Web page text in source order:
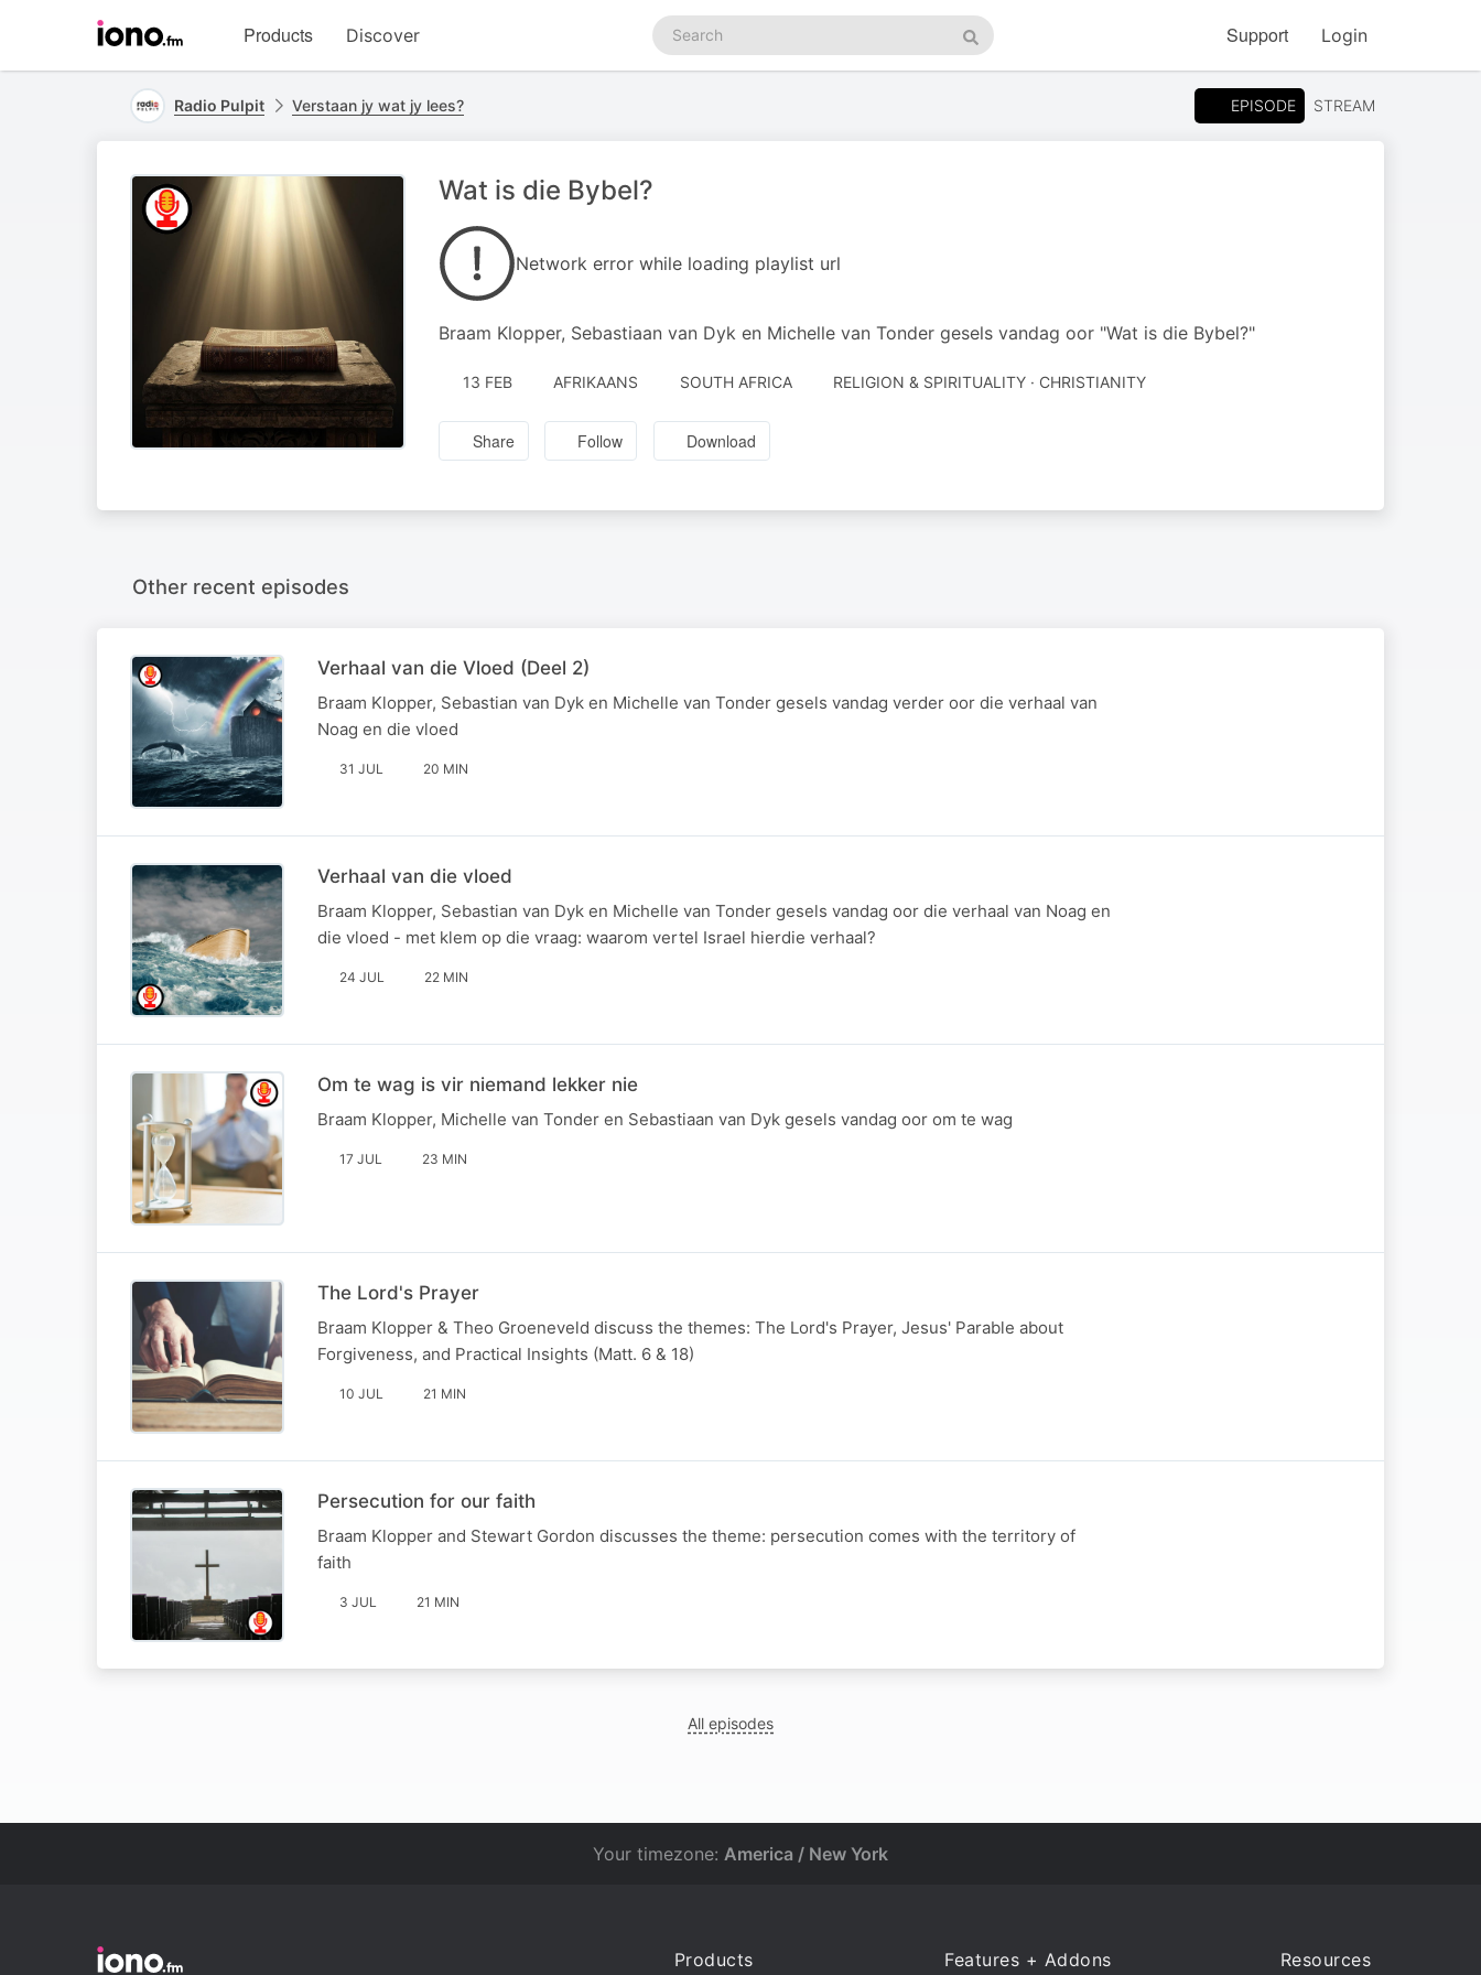
homepage
Products Discover
Search
podcasts
Search
Support Login
Radio Pulpit Verstaan jy wat jy lees? EPISODE STREAM
Wat is die Bybel?
Network error while loading playlist url
Braam Klopper, Sebastiaan van Dyk en Michelle van Tonder gesels vandag oor "Wat is die Bybel?"
13 FEB AFRIKAANS SOUTH AFRICA RELIGION & SPIRITUALITY · CHRISTIANITY
Share Follow Download
Other recent episodes
Verhaal van die Vloed (Deel 2)
Braam Klopper, Sebastian van Dyk en Michelle van Tonder gesels vandag verder oor die verhaal van
Noag en die vloed
31 JUL 20 MIN
Verhaal van die vloed
Braam Klopper, Sebastian van Dyk en Michelle van Tonder gesels vandag oor die verhaal van Noag en
die vloed - met klem op die vraag: waarom vertel Israel hierdie verhaal?
24 JUL 22 MIN
Om te wag is vir niemand lekker nie
Braam Klopper, Michelle van Tonder en Sebastiaan van Dyk gesels vandag oor om te wag
17 JUL 23 MIN
The Lord's Prayer
Braam Klopper & Theo Groeneveld discuss the themes: The Lord's Prayer, Jesus' Parable about
Forgiveness, and Practical Insights (Matt. 6 & 18)
10 JUL 21 MIN
Persecution for our faith
Braam Klopper and Stewart Gordon discusses the theme: persecution comes with the territory of
faith
3 JUL 21 MIN
All episodes
Your timezone: America / New York
Products Features + Addons Resources